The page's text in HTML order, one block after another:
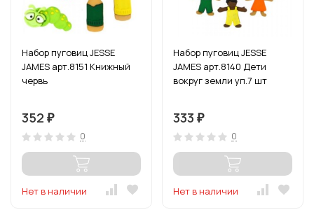
Набор пуговиц JESSE
JAMES арт.8151 Книжный
червь
352 ₽
0
Нет в наличии
Набор пуговиц JESSE
JAMES арт.8140 Дети
вокруг земли уп.7 шт
333 ₽
0
Нет в наличии